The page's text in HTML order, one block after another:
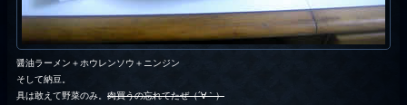
醤油ラーメン＋ホウレンソウ＋ニンジン
そして納豆。
具は敢えて野菜のみ。 肉買うの忘れてたぜ（´∀｀）